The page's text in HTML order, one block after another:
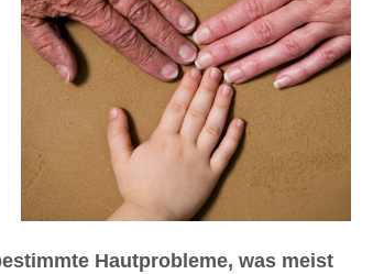
Hautprobleme, was meist